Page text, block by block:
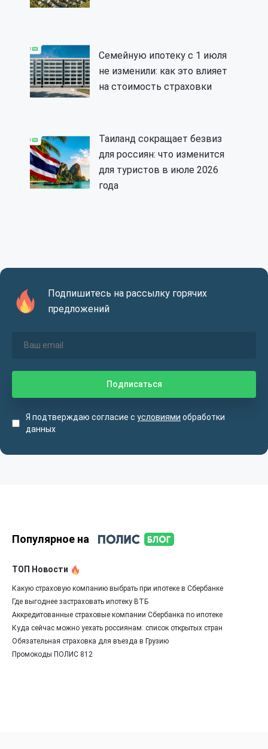
Семейную ипотеку с 1 июля
не изменили: как это влияет
на стоимость страховки
Таиланд сокращает безвиз
для россиян: что изменится
для туристов в июле 2026
года
Подпишитесь на рассылку горячих
предложений
Я подтверждаю согласие с условиями обработки
данных
Популярное на
ТОП Новости
Какую страховую компанию выбрать при ипотеке в Сбербанке
Где выгоднее застраховать ипотеку ВТБ
Аккредитованные страховые компании Сбербанка по ипотеке
Куда сейчас можно уехать россиянам: список открытых стран
Обязательная страховка для въезда в Грузию
Промокоды ПОЛИС 812